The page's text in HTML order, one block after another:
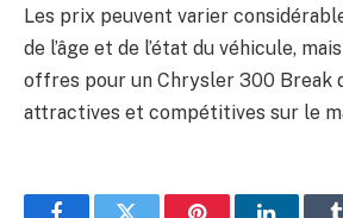
Les prix peuvent varier
de l’âge et de l’état du véhicule,
offres pour un Chrysler 300 Break
attractives et compétitives sur le